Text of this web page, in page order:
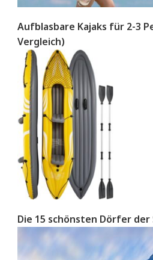
Aufblasbare Kajaks für 2-3
Vergleich)
Die 15 schönsten Dörfer der